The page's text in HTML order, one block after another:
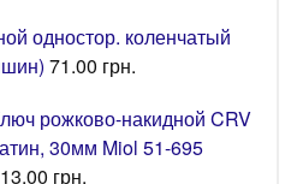
одностор. коленчатый
71.00 грн.
рожково-накидной CRV
30мм Miol 51-695
грн.